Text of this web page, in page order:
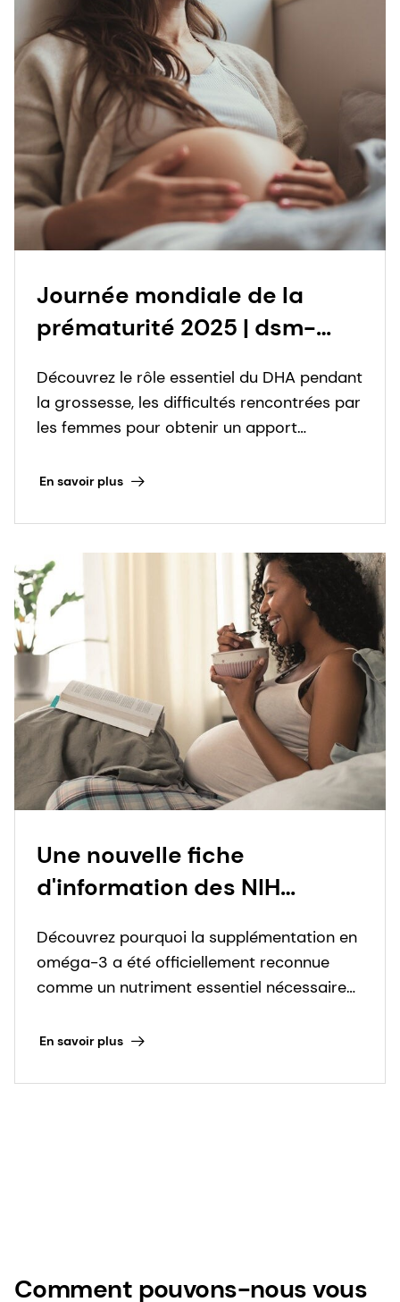
Journée mondiale de la
prématurité 2025 | dsm-
Care
Découvrez le rôle essentiel du DHA pendant
la grossesse, les difficultés rencontrées par
les femmes pour obtenir un apport
supplémentation permettant de réduire les
En savoir plus
Une nouvelle fiche
d'information des NIH
des compléments
alimentaires à base
réduction des naissances
prématurées | dsm-
Découvrez pourquoi la supplémentation en
oméga-3 a été officiellement reconnue
comme un nutriment essentiel nécessaire
d'accouchement prématuré.
En savoir plus
Comment pouvons-nous vous